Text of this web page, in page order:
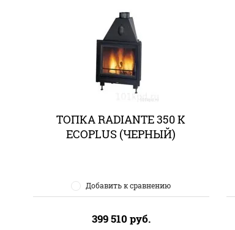
ТОПКА RADIANTE 350 K
ECOPLUS (ЧЕРНЫЙ)
Добавить к сравнению
399 510 руб.